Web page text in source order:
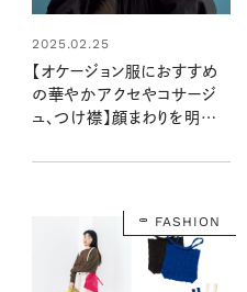
2025.02.25
【オケージョン服におすすめ
の華やかアクセやコサージ
ュ、つけ襟】顔まわりを明るく
トが大活躍！
FASHION